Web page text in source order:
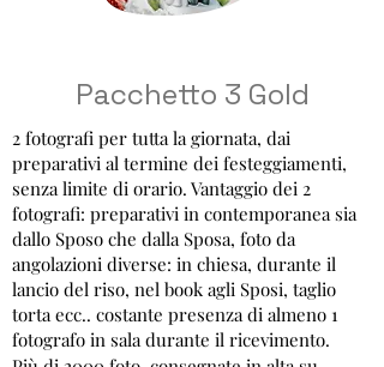
Pacchetto 3 Gold
2 fotografi per tutta la giornata, dai
preparativi al termine dei festeggiamenti,
senza limite di orario. Vantaggio dei 2
fotografi: preparativi in contemporanea sia
dallo Sposo che dalla Sposa, foto da
angolazioni diverse: in chiesa, durante il
lancio del riso, nel book agli Sposi, taglio
torta ecc.. costante presenza di almeno 1
fotografo in sala durante il ricevimento.